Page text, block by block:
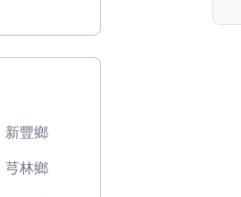
新豐鄉
芎林鄉